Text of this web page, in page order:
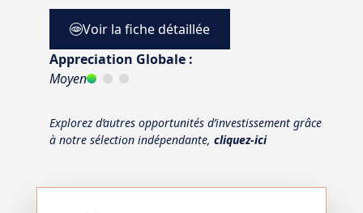
Voir la fiche détaillée
Appreciation Globale :
Moyen
Explorez d’autres opportunités d’investissement grâce
à notre sélection indépendante, cliquez-ici